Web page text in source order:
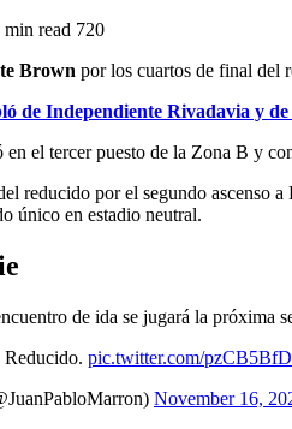
min read 720
Brown por los cuartos de final del
de Independiente Rivadavia y
el tercer puesto de la Zona B y
reducido por el segundo ascenso
único en estadio neutral.
de ida se jugará la próxima
Reducido. pic.twitter.com/
November 16,